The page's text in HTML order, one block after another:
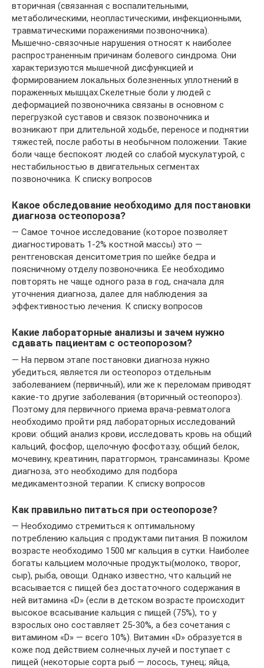
вторичная (связанная с воспалительными,
метаболическими, неопластическими, инфекционными,
травматическими поражениями позвоночника).
Мышечно-связочные нарушения относят к наиболее
распространенным причинам болевого синдрома. Они
характеризуются мышечной дисфункцией и
формированием локальных болезненных уплотнений в
пораженных мышцах.Скелетные боли у людей с
деформацией позвоночника связаны в основном с
перегрузкой суставов и связок позвоночника и
возникают при длительной ходьбе, переносе и поднятии
тяжестей, после работы в необычном положении. Такие
боли чаще беспокоят людей со слабой мускулатурой, с
нестабильностью в двигательных сегментах
позвоночника. К списку вопросов
Какое обследование необходимо для постановки
диагноза остеопороза?
— Самое точное исследование (которое позволяет
диагностировать 1-2% костной массы) это —
рентгеновская денситометрия по шейке бедра и
поясничному отделу позвоночника. Ее необходимо
повторять не чаще одного раза в год, сначала для
уточнения диагноза, далее для наблюдения за
эффективностью лечения. К списку вопросов
Какие лабораторные анализы и зачем нужно
сдавать пациентам с остеопорозом?
— На первом этапе постановки диагноза нужно
убедиться, является ли остеопороз отдельным
заболеванием (первичный), или же к переломам приводят
какие-то другие заболевания (вторичный остеопороз).
Поэтому для первичного приема врача-ревматолога
необходимо пройти ряд лабораторных исследований
крови: общий анализ крови, исследовать кровь на общий
кальций, фосфор, щелочную фосфотазу, общий белок,
мочевину, креатинин, паратгормон, трансаминазы. Кроме
диагноза, это необходимо для подбора
медикаментозной терапии. К списку вопросов
Как правильно питаться при остеопорозе?
— Необходимо стремиться к оптимальному
потреблению кальция с продуктами питания. В пожилом
возрасте необходимо 1500 мг кальция в сутки. Наиболее
богаты кальцием молочные продукты(молоко, творог,
сыр), рыба, овощи. Однако известно, что кальций не
всасывается с пищей без достаточного содержания в
ней витамина «D» (если в детском возрасте происходит
высокое всасывание кальция с пищей (75%), то у
взрослых оно составляет 25-30%, а без сочетания с
витамином «D» — всего 10%). Витамин «D» образуется в
коже под действием солнечных лучей и поступает с
пищей (некоторые сорта рыб — лосось, тунец; яйца,